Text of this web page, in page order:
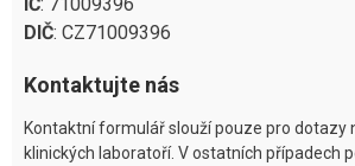
DIČ: CZ71009396
Kontaktujte nás
Kontaktní formulář slouží pouze pro dotazy
klinických laboratoří. V ostatních případech